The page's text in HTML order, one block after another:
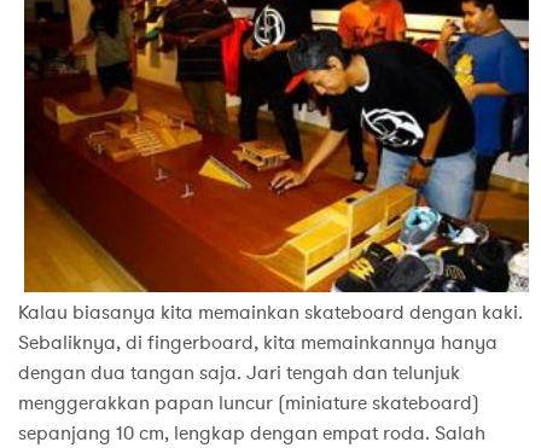
Kalau biasanya kita memainkan skateboard dengan kaki.
Sebaliknya, di fingerboard, kita memainkannya hanya
dengan dua tangan saja. Jari tengah dan telunjuk
menggerakkan papan luncur (miniature skateboard)
sepanjang 10 cm, lengkap dengan empat roda. Salah